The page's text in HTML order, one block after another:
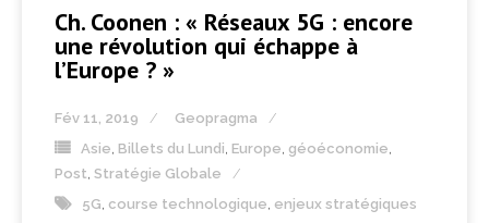
Ch. Coonen : « Réseaux 5G : encore
une révolution qui échappe à
l’Europe ? »
Fév 11, 2019
Geopragma
Asie Billets du Lundi Europe géoéconomie
Post Stratégie Globale
5G course technologique enjeux stratégiques